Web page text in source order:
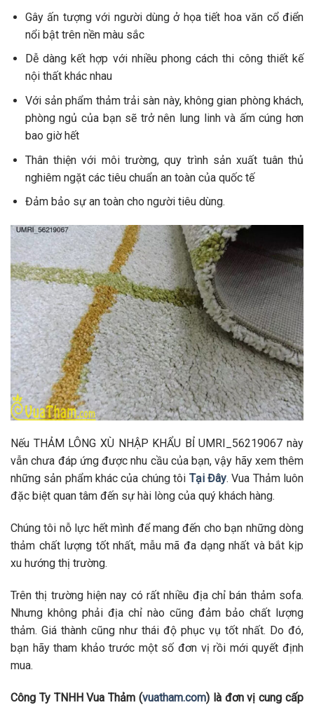
Gây ấn tượng với người dùng ở họa tiết hoa văn cổ điển
nổi bật trên nền màu sắc
Dễ dàng kết hợp với nhiều phong cách thi công thiết kế
nội thất khác nhau
Với sản phẩm thảm trải sàn này, không gian phòng khách,
phòng ngủ của bạn sẽ trở nên lung linh và ấm cúng hơn
bao giờ hết
Thân thiện với môi trường, quy trình sản xuất tuân thủ
nghiêm ngặt các tiêu chuẩn an toàn của quốc tế
Đảm bảo sự an toàn cho người tiêu dùng.
Nếu THẢM LÔNG XÙ NHẬP KHẨU BỈ UMRI_56219067 này
vẫn chưa đáp ứng được nhu cầu của bạn, vậy hãy xem thêm
những sản phẩm khác của chúng tôi Tại Đây. Vua Thảm luôn
đặc biệt quan tâm đến sự hài lòng của quý khách hàng.
Chúng tôi nỗ lực hết mình để mang đến cho bạn những dòng
thảm chất lượng tốt nhất, mẫu mã đa dạng nhất và bắt kịp
xu hướng thị trường.
Trên thị trường hiện nay có rất nhiều địa chỉ bán thảm sofa.
Nhưng không phải địa chỉ nào cũng đảm bảo chất lượng
thảm. Giá thành cũng như thái độ phục vụ tốt nhất. Do đó,
bạn hãy tham khảo trước một số đơn vị rồi mới quyết định
mua.
Công Ty TNHH Vua Thảm (vuatham.com) là đơn vị cung cấp